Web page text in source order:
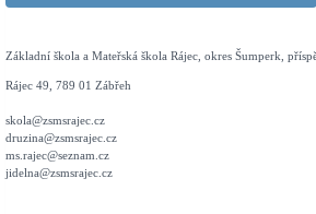
Základní škola a Mateřská škola Rájec, okres Šumperk,
Rájec 49, 789 01 Zábřeh
skola@zsmsrajec.cz
druzina@zsmsrajec.cz
ms.rajec@seznam.cz
jidelna@zsmsrajec.cz